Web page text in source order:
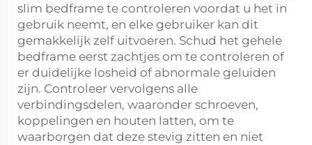
slim bedframe te controleren voordat u het in
gebruik neemt, en elke gebruiker kan dit
gemakkelijk zelf uitvoeren. Schud het gehele
bedframe eerst zachtjes om te controleren of
er duidelijke losheid of abnormale geluiden
zijn. Controleer vervolgens alle
verbindingsdelen, waaronder schroeven,
koppelingen en houten latten, om te
waarborgen dat deze stevig zitten en niet